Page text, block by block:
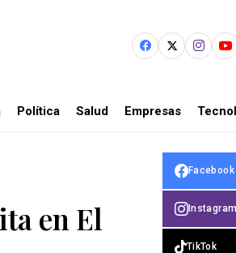
Política Salud Empresas
en El
Facebook
Instagram
TikTok